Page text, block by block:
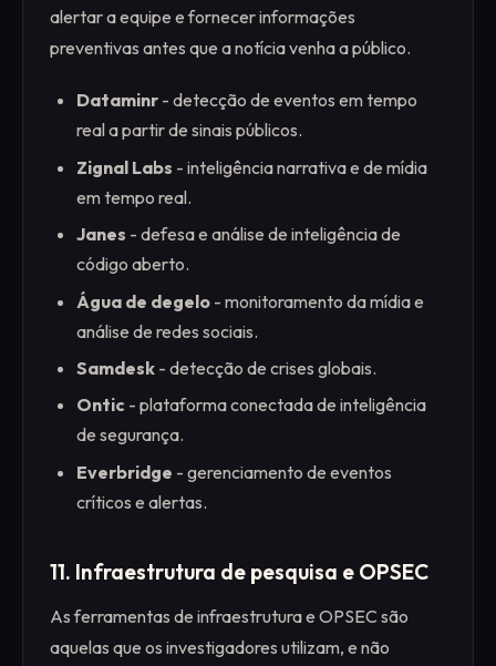
alertar a equipe e fornecer informações
preventivas antes que a notícia venha a público.
Dataminr - detecção de eventos em tempo
real a partir de sinais públicos.
Zignal Labs - inteligência narrativa e de mídia
em tempo real.
Janes - defesa e análise de inteligência de
código aberto.
Água de degelo - monitoramento da mídia e
análise de redes sociais.
Samdesk - detecção de crises globais.
Ontic - plataforma conectada de inteligência
de segurança.
Everbridge - gerenciamento de eventos
críticos e alertas.
11. Infraestrutura de pesquisa e OPSEC
As ferramentas de infraestrutura e OPSEC são
aquelas que os investigadores utilizam, e não